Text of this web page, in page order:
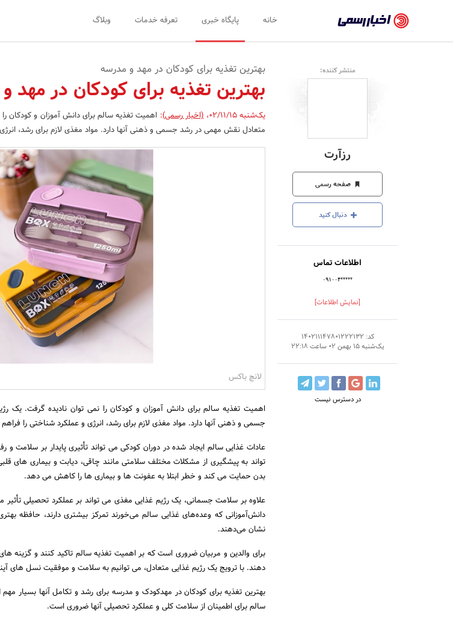
رسمی
-
اخبار
شرکت‌ها،
سازمان‌ها
و
روابط
عمومی‌ها
خانه پایگاه خبری تعرفه خدمات وبلاگ
منتشر کننده:
رزآرت
صفحه رسمی
دنبال کنید
اطلاعات تماس
۰۹۱۰۰۴*****
[نمایش اطلاعات]
کد: 140211147801222132
یک‌شنبه 15 بهمن 02 ساعت 22:18
در دسترس نیست
بهترین تغذیه برای کودکان در مهد و مدرسه
بهترین تغذیه برای کودکان در مهد
یک‌شنبه 02/11/15 ،(اخبار رسمی): اهمیت تغذیه سالم برای دانش آموزان و کودکان
متعادل نقش مهمی در رشد جسمی و ذهنی آنها دارد. مواد مغذی لازم برای رشد،
لانچ باکس
اهمیت تغذیه سالم برای دانش آموزان و کودکان را نمی توان نادیده گرفت. یک
جسمی و ذهنی آنها دارد. مواد مغذی لازم برای رشد، انرژی و عملکرد شناختی را
عادات غذایی سالم ایجاد شده در دوران کودکی می تواند تأثیری پایدار بر سلامت
تواند به پیشگیری از مشکلات مختلف سلامتی مانند چاقی، دیابت و بیماری های
بدن حمایت می کند و خطر ابتلا به عفونت ها و بیماری ها را کاهش می دهد.
علاوه بر سلامت جسمانی، یک رژیم غذایی مغذی می تواند بر عملکرد تحصیلی
دانش‌آموزانی که وعده‌های غذایی سالم می‌خورند تمرکز بیشتری دارند، حافظه
نشان می‌دهند.
برای والدین و مربیان ضروری است که بر اهمیت تغذیه سالم تاکید کنند و گزینه
دهند. با ترویج یک رژیم غذایی متعادل، می توانیم به سلامت و موفقیت نسل های
بهترین تغذیه برای کودکان در مهدکودک و مدرسه برای رشد و تکامل آنها بسیار
سالم برای اطمینان از سلامت کلی و عملکرد تحصیلی آنها ضروری است.